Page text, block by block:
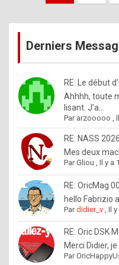
publications
Derniers
RE: Le début
Ahhhh, toute
lisant. J'a...
Par arzooooo ,
RE: NASS 2026
Mes deux
ParGliou ,Il y a
RE: OricMag
hello Fabrizio
Pardidier_v ,Il
RE: Oric DSK
Merci Didier,
Par